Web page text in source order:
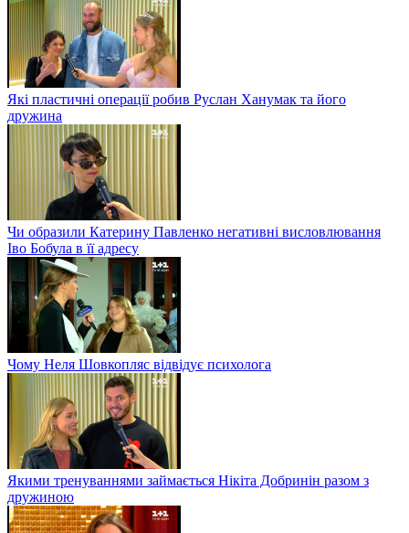
Які пластичні операції робив Руслан Ханумак та його
дружина
Чи образили Катерину Павленко негативні висловлювання
Іво Бобула в її адресу
Чому Неля Шовкопляс відвідує психолога
Якими тренуваннями займається Нікіта Добринін разом з
дружиною